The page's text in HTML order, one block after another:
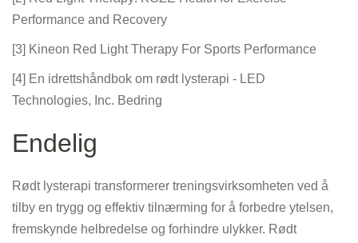
Performance and Recovery
[3] Kineon Red Light Therapy For Sports Performance
[4] En idrettshåndbok om rødt lysterapi - LED
Technologies, Inc. Bedring
Endelig
Rødt lysterapi transformerer treningsvirksomheten ved å
tilby en trygg og effektiv tilnærming for å forbedre ytelsen,
fremskynde helbredelse og forhindre ulykker. Rødt